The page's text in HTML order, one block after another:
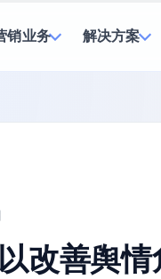
销业务 解决方案
改善舆